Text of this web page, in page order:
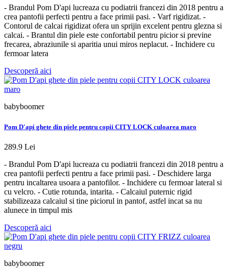
- Brandul Pom D'api lucreaza cu podiatrii francezi din 2018 pentru a
crea pantofii perfecti pentru a face primii pasi. - Varf rigidizat. -
Contorul de calcai rigidizat ofera un sprijin excelent pentru glezna si
calcai. - Brantul din piele este confortabil pentru picior si previne
frecarea, abraziunile si aparitia unui miros neplacut. - Inchidere cu
fermoar latera
Descoperă aici
babyboomer
Pom D'api ghete din piele pentru copii CITY LOCK culoarea maro
289.9 Lei
- Brandul Pom D'api lucreaza cu podiatrii francezi din 2018 pentru a
crea pantofii perfecti pentru a face primii pasi. - Deschidere larga
pentru incaltarea usoara a pantofilor. - Inchidere cu fermoar lateral si
cu velcro. - Cutie rotunda, intarita. - Calcaiul puternic rigid
stabilizeaza calcaiul si tine piciorul in pantof, astfel incat sa nu
alunece in timpul mis
Descoperă aici
babyboomer